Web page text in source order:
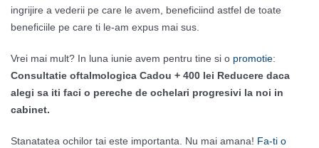
ingrijire a vederii pe care le avem, beneficiind astfel de toate
beneficiile pe care ti le-am expus mai sus.
Vrei mai mult? In luna iunie avem pentru tine si o promotie:
Consultatie oftalmologica Cadou + 400 lei Reducere daca
alegi sa iti faci o pereche de ochelari progresivi la noi in
cabinet.
Stanatatea ochilor tai este importanta. Nu mai amana! Fa-ti o